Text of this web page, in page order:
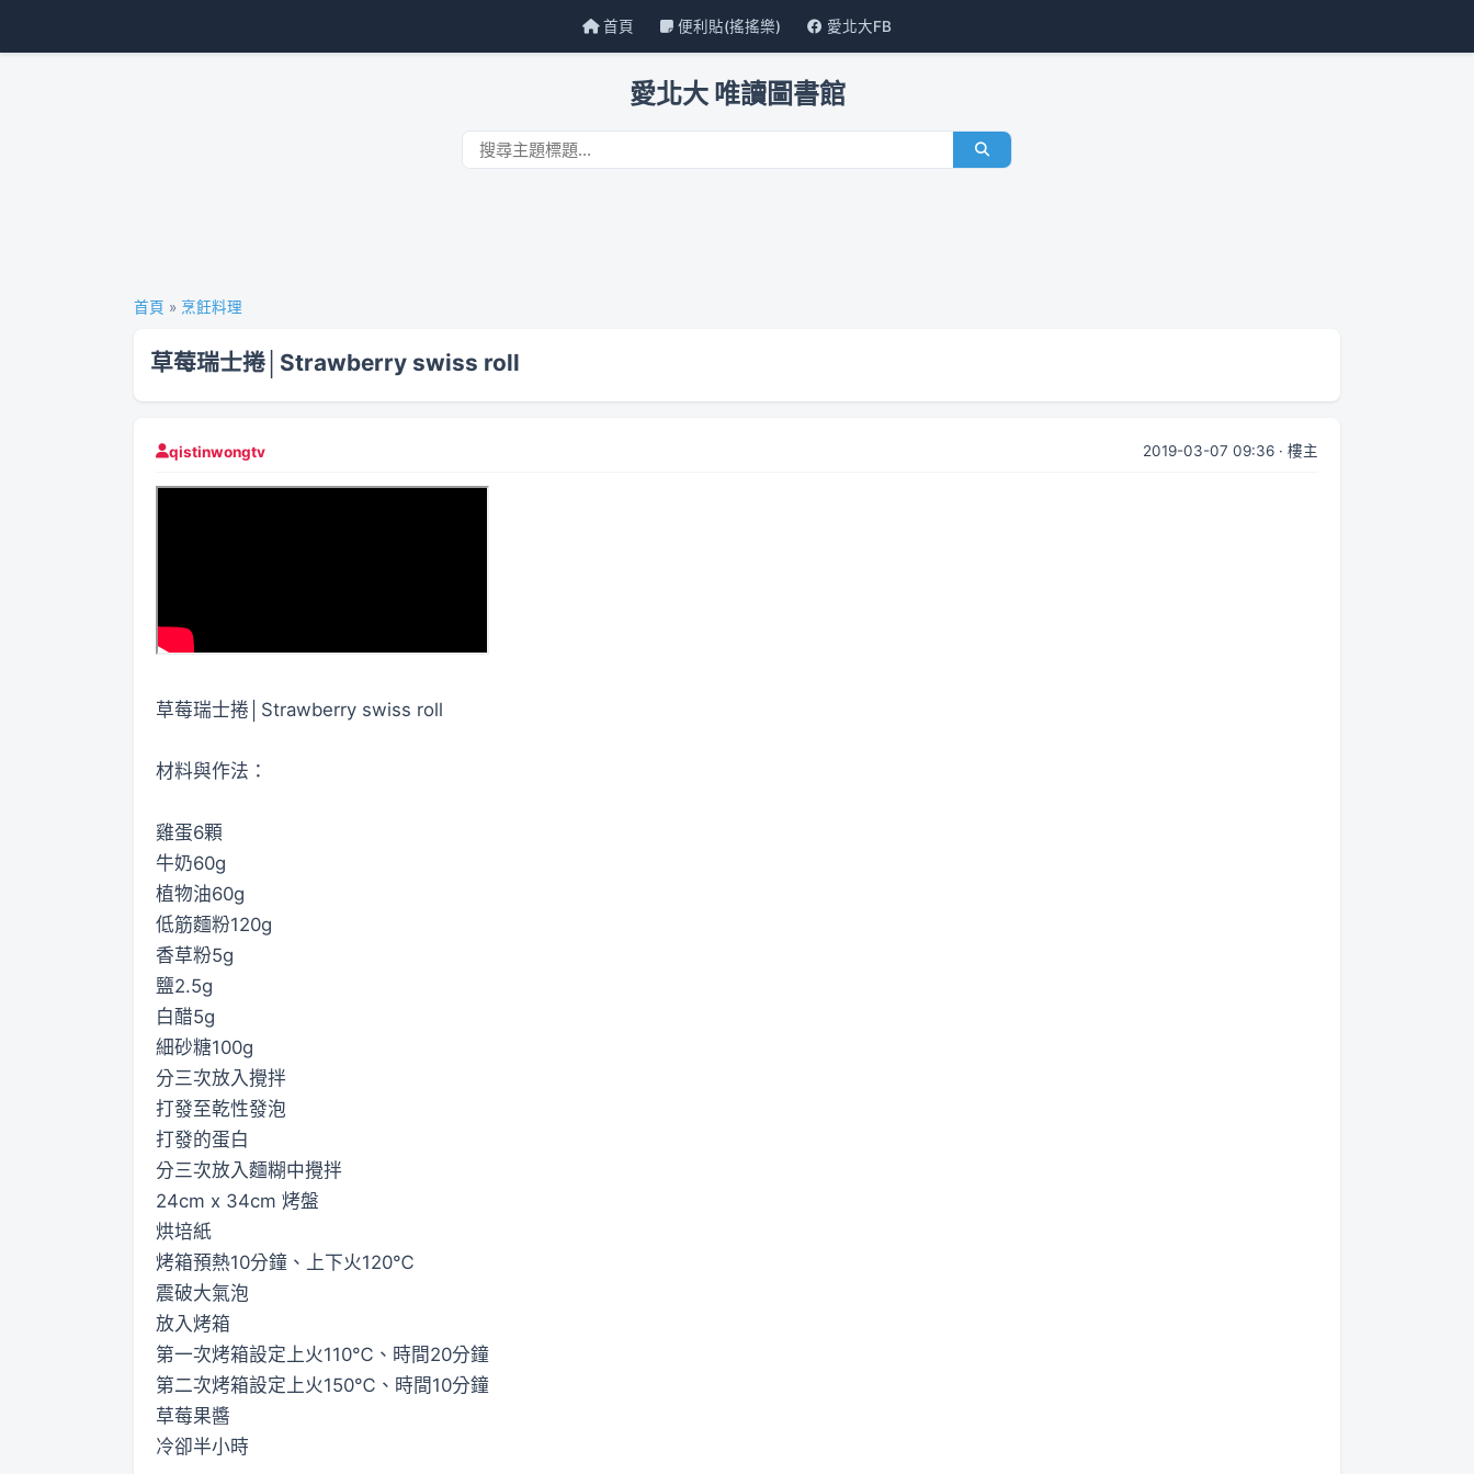
首頁 便利貼(搖搖樂) 愛北大FB
愛北大 唯讀圖書館
首頁 » 烹飪料理
草莓瑞士捲│Strawberry swiss roll
qistinwongtv 2019-03-07 09:36 · 樓主
草莓瑞士捲│Strawberry swiss roll
材料與作法：
雞蛋6顆
牛奶60g
植物油60g
低筋麵粉120g
香草粉5g
鹽2.5g
白醋5g
細砂糖100g
分三次放入攪拌
打發至乾性發泡
打發的蛋白
分三次放入麵糊中攪拌
24cm x 34cm 烤盤
烘培紙
烤箱預熱10分鐘、上下火120℃
震破大氣泡
放入烤箱
第一次烤箱設定上火110℃、時間20分鐘
第二次烤箱設定上火150℃、時間10分鐘
草莓果醬
冷卻半小時